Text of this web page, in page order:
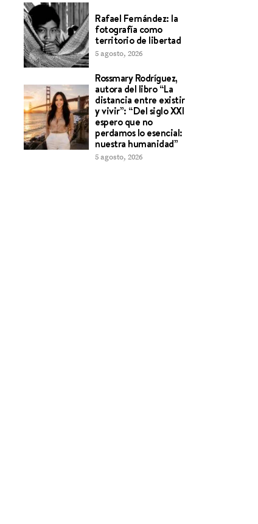
Rafael Fernández: la
fotografía como
territorio de libertad
5 agosto, 2026
Rossmary Rodríguez,
autora del libro “La
distancia entre existir
y vivir”: “Del siglo XXI
espero que no
perdamos lo esencial:
nuestra humanidad”
5 agosto, 2026